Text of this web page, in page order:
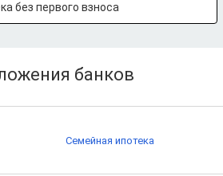
без первого взноса
банков
Семейная ипотека